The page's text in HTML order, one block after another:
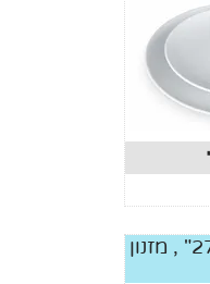
סט מטרו-עקרית 27" , מזנון